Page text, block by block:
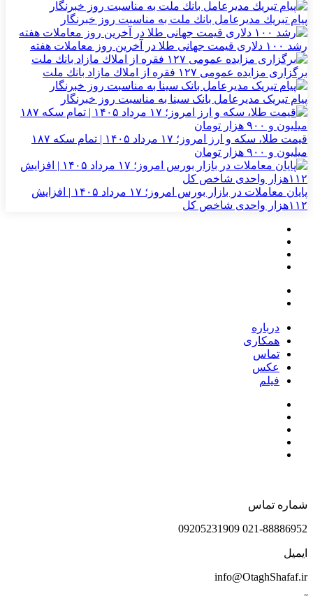
پیام تبریك مدیرعامل بانك ملت به مناسبت روز خبرنگار
رشد ۱۰۰ دلاری قیمت جهانی طلا در آخرین روز معاملات هفته
برگزاری مزایده عمومی ۱۲۷ فقره از املاك مازاد بانك ملت
پیام تبریک مدیرعامل بانک سینا به مناسبت روز خبرنگار
قیمت طلا، سکه و ارز امروز؛ ۱۷ مرداد ۱۴۰۵ | تمام سکه ۱۸۷
میلیون و ۹۰۰ هزار تومان
پایان معاملات در بازار بورس امروز؛ ۱۷ مرداد ۱۴۰۵ | افزایش
۱۱۲هزار واحدی شاخص کل
درباره
همکاری
تماس
عکس
فیلم
شماره تماس
021-88886952 09205231909
ایمیل
info@OtaghShafaf.ir